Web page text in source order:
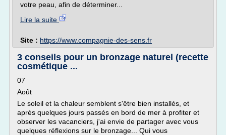
votre peau, afin de déterminer...
Lire la suite
Site : https://www.compagnie-des-sens.fr
3 conseils pour un bronzage naturel (recette
cosmétique ...
07
Août
Le soleil et la chaleur semblent s'être bien installés, et
après quelques jours passés en bord de mer à profiter et
observer les vacanciers, j'ai envie de partager avec vous
quelques réflexions sur le bronzage... Qui vous